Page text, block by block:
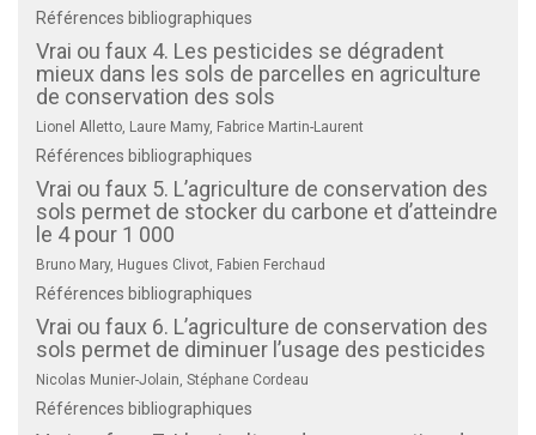
Références bibliographiques
Vrai ou faux 4. Les pesticides se dégradent
mieux dans les sols de parcelles en agriculture
de conservation des sols
Lionel Alletto, Laure Mamy, Fabrice Martin-Laurent
Références bibliographiques
Vrai ou faux 5. L’agriculture de conservation des
sols permet de stocker du carbone et d’atteindre
le 4 pour 1 000
Bruno Mary, Hugues Clivot, Fabien Ferchaud
Références bibliographiques
Vrai ou faux 6. L’agriculture de conservation des
sols permet de diminuer l’usage des pesticides
Nicolas Munier-Jolain, Stéphane Cordeau
Références bibliographiques